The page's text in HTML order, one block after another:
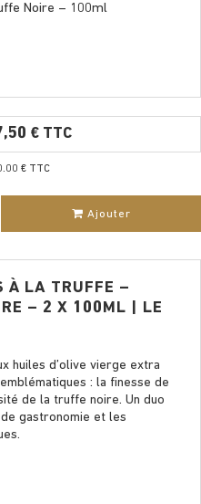
Noire – 100ml
€ TTC
€ TTC
Ajouter
À LA TRUFFE –
– 2 X 100ML | LE
huiles d’olive vierge extra
: la finesse de
de la truffe noire. Un duo
gastronomie et les